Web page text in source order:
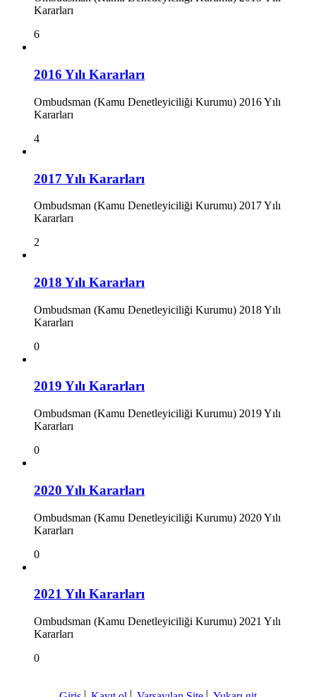
Kararları
6
2016 Yılı Kararları
Ombudsman (Kamu Denetleyiciliği Kurumu) 2016 Yılı
Kararları
4
2017 Yılı Kararları
Ombudsman (Kamu Denetleyiciliği Kurumu) 2017 Yılı
Kararları
2
2018 Yılı Kararları
Ombudsman (Kamu Denetleyiciliği Kurumu) 2018 Yılı
Kararları
0
2019 Yılı Kararları
Ombudsman (Kamu Denetleyiciliği Kurumu) 2019 Yılı
Kararları
0
2020 Yılı Kararları
Ombudsman (Kamu Denetleyiciliği Kurumu) 2020 Yılı
Kararları
0
2021 Yılı Kararları
Ombudsman (Kamu Denetleyiciliği Kurumu) 2021 Yılı
Kararları
0